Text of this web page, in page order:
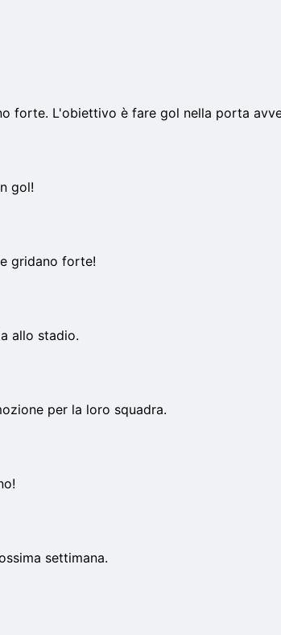
forte. L'obiettivo è fare gol nella porta
gol!
gridano forte!
allo stadio.
per la loro squadra.
settimana.